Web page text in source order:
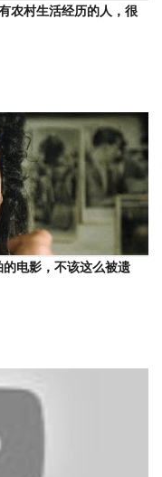
农村生活经历的人，很
的电影，不该这么被遗